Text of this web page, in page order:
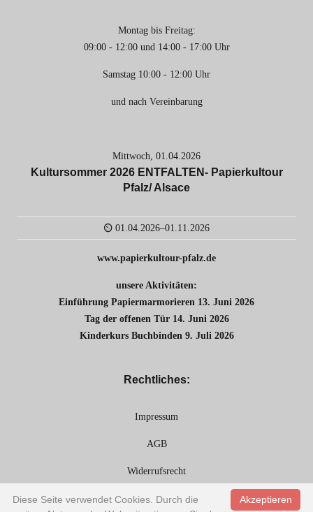
Montag bis Freitag:
09:00 - 12:00 und 14:00 - 17:00 Uhr
Samstag 10:00 - 12:00 Uhr
und nach Vereinbarung
Mittwoch, 01.04.2026
Kultursommer 2026 ENTFALTEN- Papierkultour
Pfalz/ Alsace
01.04.2026–01.11.2026
www.papierkultour-pfalz.de
unsere Aktivitäten:
Einführung Papiermarmorieren 13. Juni 2026
Tag der offenen Tür 14. Juni 2026
Kinderkurs Buchbinden 9. Juli 2026
Rechtliches:
Impressum
AGB
Widerrufsrecht
Datenschutz Akzeptieren
Diese Seite verwendet Cookies. Durch die